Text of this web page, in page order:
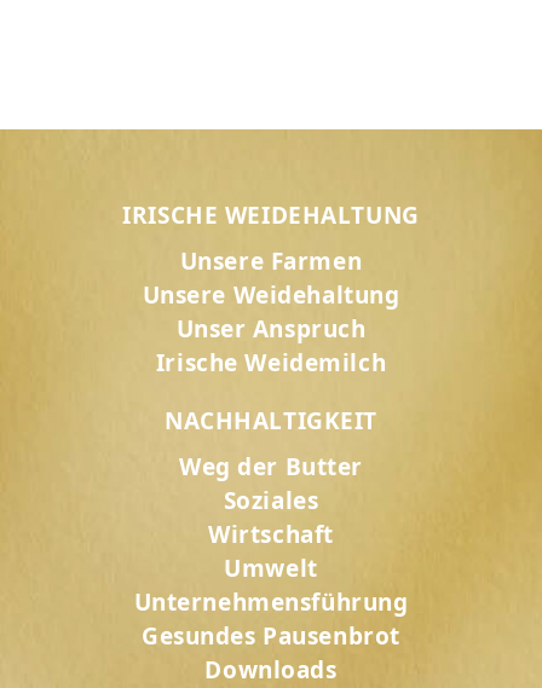
IRISCHE WEIDEHALTUNG
Unsere Farmen
Unsere Weidehaltung
Unser Anspruch
Irische Weidemilch
NACHHALTIGKEIT
Weg der Butter
Soziales
Wirtschaft
Umwelt
Unternehmensführung
Gesundes Pausenbrot
Downloads